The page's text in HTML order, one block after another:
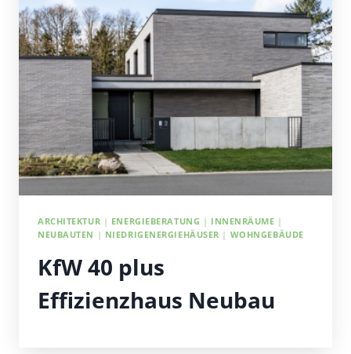
ARCHITEKTUR | ENERGIEBERATUNG | INNENRÄUME |
NEUBAUTEN | NIEDRIGENERGIEHÄUSER | WOHNGEBÄUDE
KfW 40 plus
Effizienzhaus Neubau